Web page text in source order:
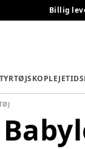
Billig
TØJSKOPLEJETID